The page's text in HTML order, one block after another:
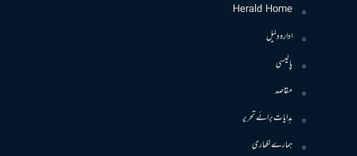
Herald Home
ادارہ دلیل
پالیسی
مقاصد
ہدایات برائے تحریر
ہمارے لکھاری